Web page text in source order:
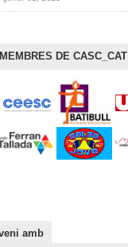
DE CASC_CAT
amb